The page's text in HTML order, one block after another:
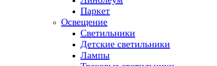
Паркет
Освещение
Светильники
Детские светильники
Лампы